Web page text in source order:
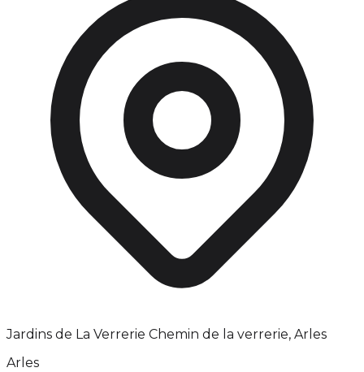
Jardins de La Verrerie Chemin de la verrerie, Arles
Arles